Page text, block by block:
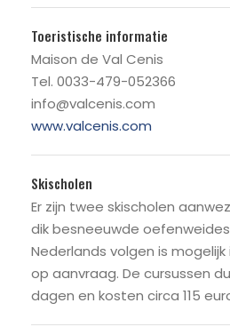
Toeristische informatie
Maison de Val Cenis
Tel. 0033-479-052366
info@valcenis.com
www.valcenis.com
Skischolen
Er zijn twee skischolen
dik besneeuwde
Nederlands volgen is
op aanvraag. De cursussen
dagen en kosten circa 115